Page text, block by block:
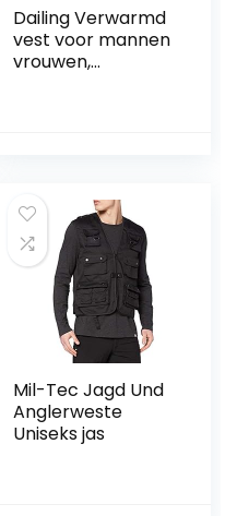
Dailing Verwarmd
vest voor mannen
vrouwen,
niveaus warmte-
instellingen voor
skiën wandelen
Mil-Tec Jagd Und
Anglerweste
Uniseks jas